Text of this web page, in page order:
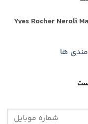
Yves Rocher Neroli
ها